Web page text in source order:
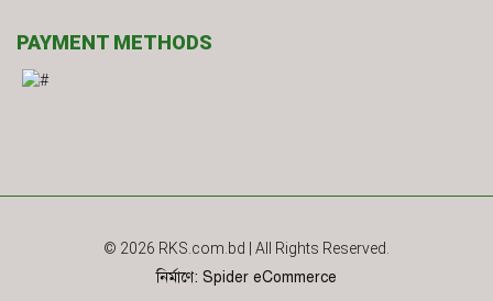
PAYMENT METHODS
© 2026 RKS.com.bd | All Rights Reserved.
নির্মাণে: Spider eCommerce